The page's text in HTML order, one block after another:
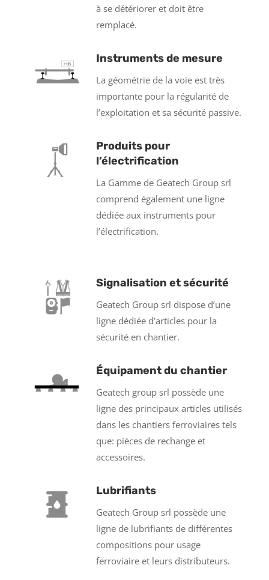
à se détériorer et doit être
remplacé.
Instruments de mesure
La géométrie de la voie est très
importante pour la régularité de
l’exploitation et sa sécurité passive.
Produits pour
l’électrification
La Gamme de Geatech Group srl
comprend également une ligne
dédiée aux instruments pour
l’électrification.
Signalisation et sécurité
Geatech Group srl dispose d’une
ligne dédiée d’articles pour la
sécurité en chantier.
Équipament du chantier
Geatech group srl possède une
ligne des principaux articles utilisés
dans les chantiers ferroviaires tels
que: pièces de rechange et
accessoires.
Lubrifiants
Geatech Group srl possède une
ligne de lubrifiants de différentes
compositions pour usage
ferroviaire et leurs distributeurs.